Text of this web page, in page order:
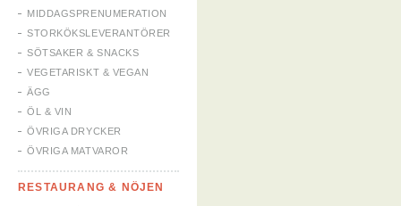
MIDDAGSPRENUMERATION
STORKÖKSLEVERANTÖRER
SÖTSAKER & SNACKS
VEGETARISKT & VEGAN
ÄGG
ÖL & VIN
ÖVRIGA DRYCKER
ÖVRIGA MATVAROR
RESTAURANG & NÖJEN